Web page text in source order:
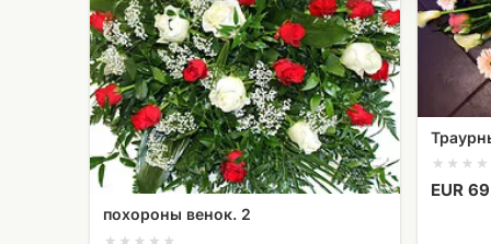
похороны венок. 2
EUR